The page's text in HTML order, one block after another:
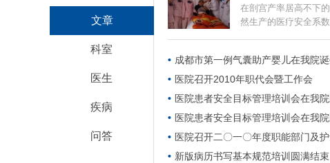
文章
科室
医生
疾病
问答
在剖宫产率居高不下
然生产的医疗安全系
成都市第一例气囊助产婴儿在我院
医院召开2010年职代会暨工作会
医院患者安全目标管理培训会在我
医院患者安全目标管理培训会在我
医院召开二〇一〇年度职能部门及
新版病历书写基本规范培训圆满结束